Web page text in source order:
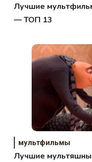
Лучшие
— ТОП 13
мультфильмы
Лучшие